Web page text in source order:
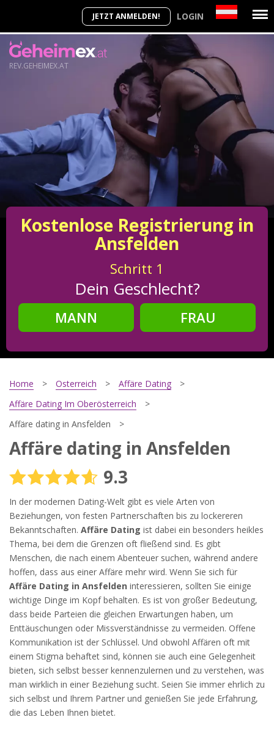
JETZT ANMELDEN! LOGIN
REV.GEHEIMEX.AT
Kostenlose Registrierung in
Ansfelden
Schritt 1
Dein Geschlecht?
MANN
FRAU
Schritt2
Schritt
Deine E-Mail?
Mit meiner Anmeldung erkläre ich mich mit den
Nutzungsbedingungen
einverstanden. Ich erhalte Informationen und Angebote des
Betreibers per E-Mail, der Zusendung kann ich jederzeit
widersprechen.
JETZT ANMELDEN!
Home Osterreich
Affäre Dating
Affäre Dating Im Oberösterreich
Affäre dating in Ansfelden
Affäre dating in Ansfelden
9.3
In der modernen Dating-Welt gibt es viele Arten von
Beziehungen, von festen Partnerschaften bis zu lockereren
Bekanntschaften. Affäre Dating ist dabei ein besonders heikles
Thema, bei dem die Grenzen oft fließend sind. Es gibt
Menschen, die nach einem Abenteuer suchen, während andere
hoffen, dass aus einer Affäre mehr wird. Wenn Sie sich für
Affäre Dating in Ansfelden interessieren, sollten Sie einige
wichtige Dinge im Kopf behalten. Es ist von großer Bedeutung,
dass beide Parteien die gleichen Erwartungen haben, um
Enttäuschungen oder Missverständnisse zu vermeiden. Offene
Kommunikation ist der Schlüssel. Und obwohl Affären oft mit
einem Stigma behaftet sind, können sie auch eine Gelegenheit
bieten, sich selbst besser kennenzulernen und zu verstehen, was
man wirklich in einer Beziehung sucht. Seien Sie immer ehrlich zu
sich selbst und Ihrem Partner und genießen Sie jede Erfahrung,
die das Leben Ihnen bietet.